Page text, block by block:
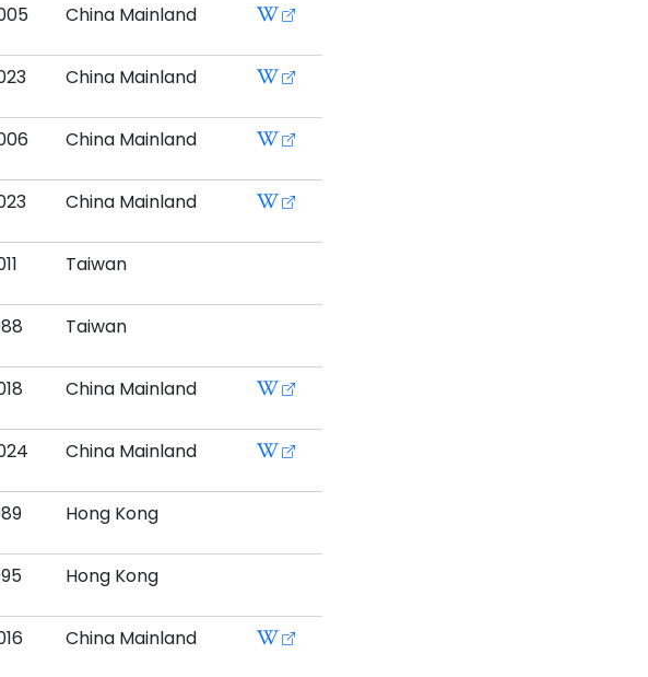
China Mainland
China Mainland
China Mainland
China Mainland
Taiwan
Taiwan
China Mainland
China Mainland
Hong Kong
Hong Kong
China Mainland